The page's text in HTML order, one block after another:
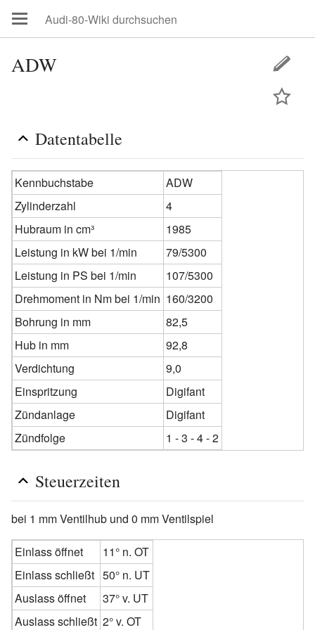
ADW
Datentabelle
Kennbuchstabe
ADW
Zylinderzahl
4
Hubraum in cm³
1985
Leistung in kW bei 1/min
79/5300
Leistung in PS bei 1/min
107/5300
Drehmoment in Nm bei 1/min 160/3200
Bohrung in mm
82,5
Hub in mm
92,8
Verdichtung
9,0
Einspritzung
Digifant
Zündanlage
Digifant
Zündfolge
1 - 3 - 4 - 2
Steuerzeiten
bei 1 mm Ventilhub und 0 mm Ventilspiel
Einlass öffnet
11° n. OT
Einlass schließt 50° n. UT
Auslass öffnet
37° v. UT
Auslass schließt 2° v. OT